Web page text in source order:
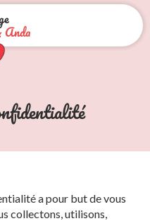
a pour but de vous
collectons, utilisons,